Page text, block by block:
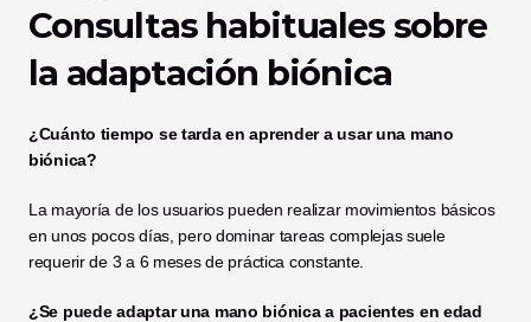
Consultas habituales sobre
la adaptación biónica
¿Cuánto tiempo se tarda en aprender a usar una mano
biónica?
La mayoría de los usuarios pueden realizar movimientos básicos
en unos pocos días, pero dominar tareas complejas suele
requerir de 3 a 6 meses de práctica constante.
¿Se puede adaptar una mano biónica a pacientes en edad